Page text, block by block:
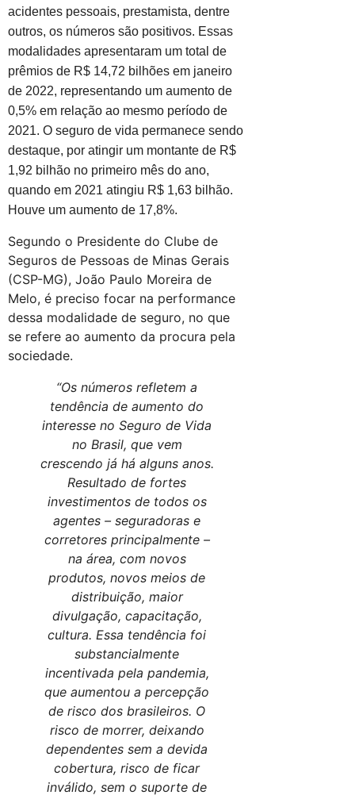
acidentes pessoais, prestamista, dentre
outros, os números são positivos. Essas
modalidades apresentaram um total de
prêmios de R$ 14,72 bilhões em janeiro
de 2022, representando um aumento de
0,5% em relação ao mesmo período de
2021. O seguro de vida permanece sendo
destaque, por atingir um montante de R$
1,92 bilhão no primeiro mês do ano,
quando em 2021 atingiu R$ 1,63 bilhão.
Houve um aumento de 17,8%.
Segundo o Presidente do Clube de
Seguros de Pessoas de Minas Gerais
(CSP-MG), João Paulo Moreira de
Melo, é preciso focar na performance
dessa modalidade de seguro, no que
se refere ao aumento da procura pela
sociedade.
“Os números refletem a
tendência de aumento do
interesse no Seguro de Vida
no Brasil, que vem
crescendo já há alguns anos.
Resultado de fortes
investimentos de todos os
agentes – seguradoras e
corretores principalmente –
na área, com novos
produtos, novos meios de
distribuição, maior
divulgação, capacitação,
cultura. Essa tendência foi
substancialmente
incentivada pela pandemia,
que aumentou a percepção
de risco dos brasileiros. O
risco de morrer, deixando
dependentes sem a devida
cobertura, risco de ficar
inválido, sem o suporte de